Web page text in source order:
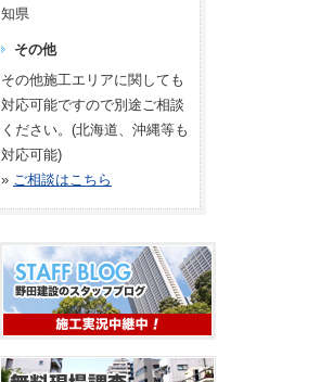
知県
その他
その他施工エリアに関しても
対応可能ですので別途ご相談
ください。(北海道、沖縄等も
対応可能)
» ご相談はこちら